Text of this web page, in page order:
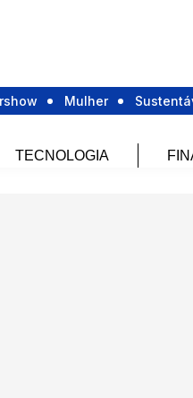
Mulher
TECNOLOGIA